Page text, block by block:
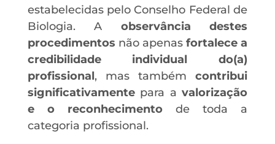
estabelecidas pelo Conselho Federal de
Biologia. A observância destes
procedimentos não apenasfortalece a
credibilidade individual do(a)
profissional, mas tambémcontribui
significativamentepara avalorização
e o reconhecimentode toda a
categoria profissional.